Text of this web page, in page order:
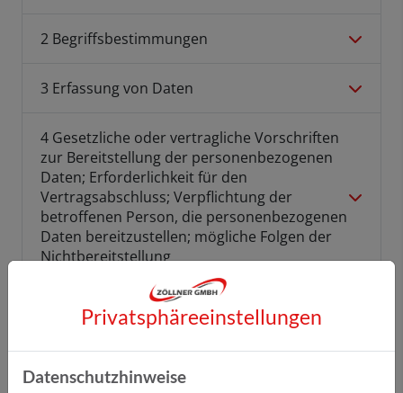
2 Begriffsbestimmungen
3 Erfassung von Daten
4 Gesetzliche oder vertragliche Vorschriften
zur Bereitstellung der personenbezogenen
Daten; Erforderlichkeit für den
Vertragsabschluss; Verpflichtung der
betroffenen Person, die personenbezogenen
Daten bereitzustellen; mögliche Folgen der
Nichtbereitstellung
5 Kontaktmöglichkeit über die Internetseite
6 Verwendung von Cookies
Privatsphäre­einstellungen
Datenschutzhinweise